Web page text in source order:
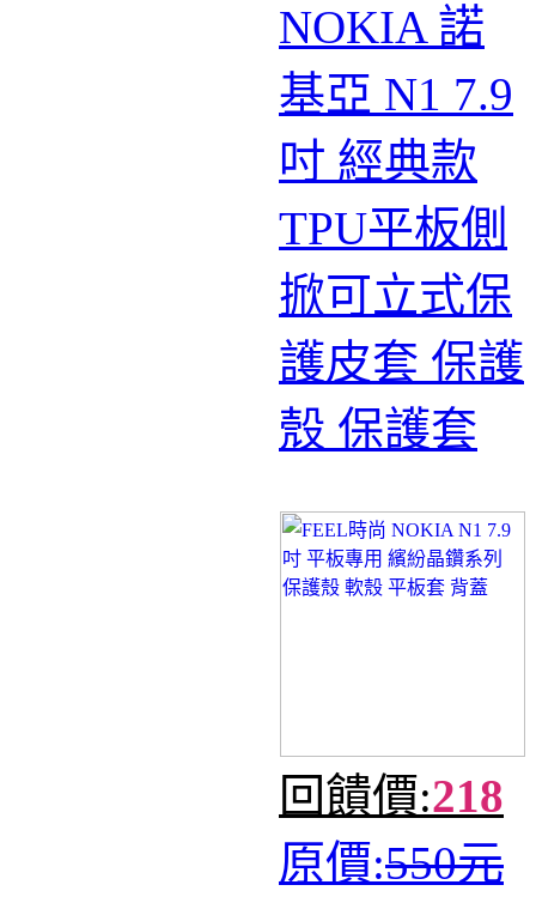
NOKIA 諾
基亞 N1 7.9
吋 經典款
TPU平板側
掀可立式保
護皮套 保護
殼 保護套
回饋價:218
原價:550元